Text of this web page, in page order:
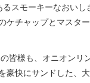
スモーキーなおい
ケチャップとマスタ
皆様も、オニオンリ
豪快にサンドした、